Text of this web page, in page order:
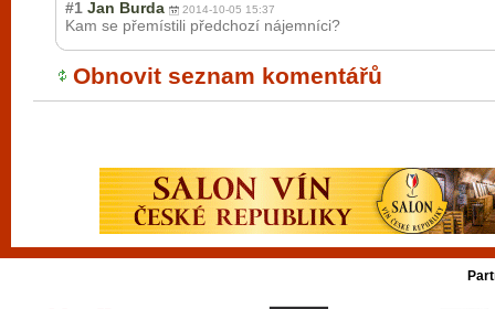
#1 Jan Burda 2014-10-05 15:37
Kam se přemístili předchozí nájemníci?
Obnovit seznam komentářů